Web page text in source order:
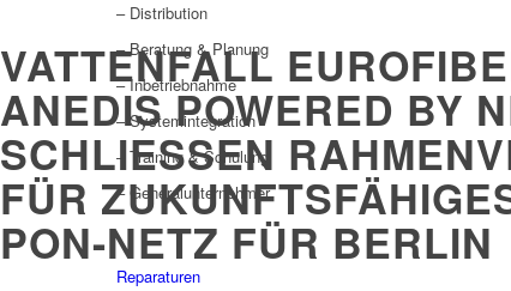
– Distribution
– Beratung & Planung
– Inbetriebnahme
– Systemintegration
– Training & Schulung
– Generalunternehmer
Reparaturen
VATTENFALL
ANEDIS POWERED BY
SCHLIESSEN
ÜR ZUKUNFTSFÄHIGES
ON-NETZ FÜR BERLIN